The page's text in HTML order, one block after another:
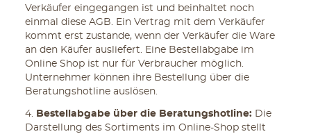
Verkäufer eingegangen ist und beinhaltet noch
einmal diese AGB. Ein Vertrag mit dem Verkäufer
kommt erst zustande, wenn der Verkäufer die Ware
an den Käufer ausliefert. Eine Bestellabgabe im
Online Shop ist nur für Verbraucher möglich.
Unternehmer können ihre Bestellung über die
Beratungshotline auslösen.
4. Bestellabgabe über die Beratungshotline: Die
Darstellung des Sortiments im Online-Shop stellt